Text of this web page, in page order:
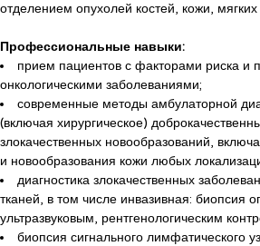
отделением опухолей костей, кожи, мягких
Профессиональные навыки:
прием пациентов с факторами риска и
онкологическими заболеваниями;
современные методы амбулаторной
(включая хирургическое)
злокачественных новообразований,
и новообразования кожи любых
диагностика злокачественных
тканей, в том числе инвазивная: биопсия
ультразвуковым, рентгенологическим
биопсия сигнального лимфатического